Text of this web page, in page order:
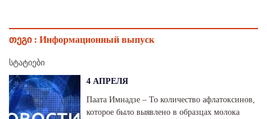
თეგი : Информационный выпуск
სტატიები
4 АПРЕЛЯ
Паата Имнадзе – То количество афлатоксинов,
которое было выявлено в образцах молока